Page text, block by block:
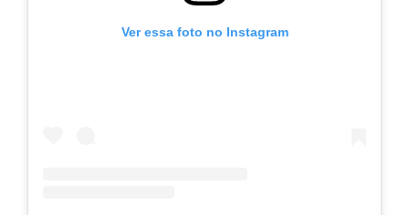
Ver essa foto no Instagram